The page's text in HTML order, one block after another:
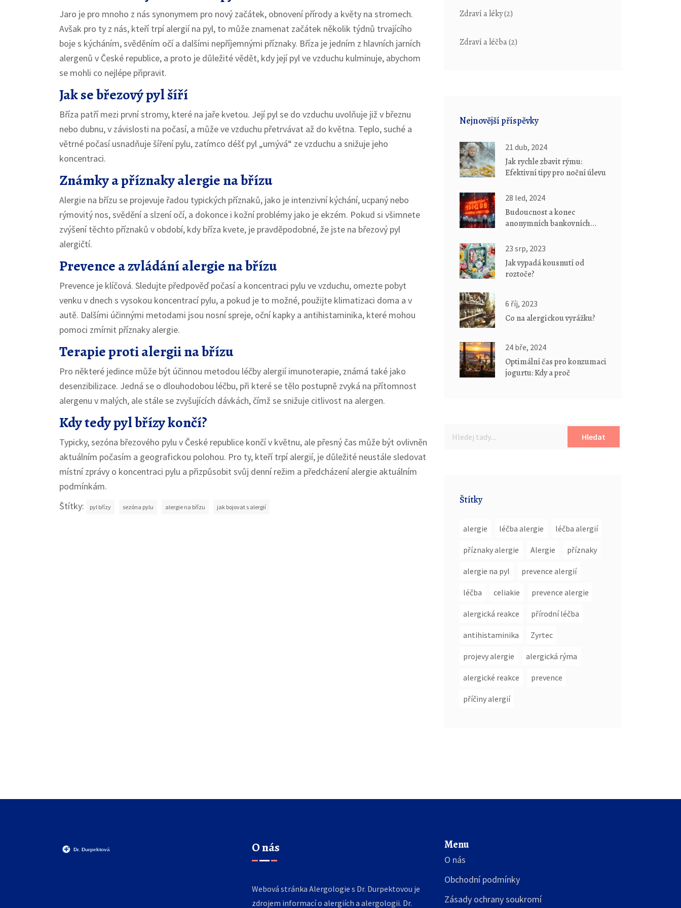
Jaro je pro mnoho z nás synonymem pro nový začátek, obnovení přírody a květy na stromech.
Avšak pro ty z nás, kteří trpí alergií na pyl, to může znamenat začátek několik týdnů trvajícího
boje s kýcháním, svěděním očí a dalšími nepříjemnými příznaky. Bříza je jedním z hlavních jarních
alergenů v České republice, a proto je důležité vědět, kdy její pyl ve vzduchu kulminuje, abychom
se mohli co nejlépe připravit.
Jak se březový pyl šíří
Bříza patří mezi první stromy, které na jaře kvetou. Její pyl se do vzduchu uvolňuje již v březnu
nebo dubnu, v závislosti na počasí, a může ve vzduchu přetrvávat až do května. Teplo, suché a
větrné počasí usnadňuje šíření pylu, zatímco déšť pyl „umývá“ ze vzduchu a snižuje jeho
koncentraci.
Známky a příznaky alergie na břízu
Alergie na břízu se projevuje řadou typických příznaků, jako je intenzivní kýchání, ucpaný nebo
rýmovitý nos, svědění a slzení očí, a dokonce i kožní problémy jako je ekzém. Pokud si všimnete
zvýšení těchto příznaků v období, kdy bříza kvete, je pravděpodobné, že jste na březový pyl
alergičtí.
Prevence a zvládání alergie na břízu
Prevence je klíčová. Sledujte předpověď počasí a koncentraci pylu ve vzduchu, omezte pobyt
venku v dnech s vysokou koncentrací pylu, a pokud je to možné, použijte klimatizaci doma a v
autě. Dalšími účinnými metodami jsou nosní spreje, oční kapky a antihistaminika, které mohou
pomoci zmírnit příznaky alergie.
Terapie proti alergii na břízu
Pro některé jedince může být účinnou metodou léčby alergií imunoterapie, známá také jako
desenzibilizace. Jedná se o dlouhodobou léčbu, při které se tělo postupně zvyká na přítomnost
alergenu v malých, ale stále se zvyšujících dávkách, čímž se snižuje citlivost na alergen.
Kdy tedy pyl břízy končí?
Typicky, sezóna březového pylu v České republice končí v květnu, ale přesný čas může být ovlivněn
aktuálním počasím a geografickou polohou. Pro ty, kteří trpí alergií, je důležité neustále sledovat
místní zprávy o koncentraci pylu a přizpůsobit svůj denní režim a předcházení alergie aktuálním
podmínkám.
Štítky:
pyl břízy sezóna pylu alergie na břízu jak bojovat s alergií
Zdraví a léky(2)
Zdraví a léčba(2)
Nejnovější příspěvky
21 dub, 2024
Jak rychle zbavit rýmu:
Efektivní tipy pro noční úlevu
28 led, 2024
Budoucnost a konec
anonymních bankovních
23 srp, 2023
Jak vypadá kousnutí od
roztoče?
6 říj, 2023
Co na alergickou vyrážku?
24 bře, 2024
Optimální čas pro konzumaci
jogurtu: Kdy a proč
Hledat
Štítky
alergie léčba alergie léčba alergií
příznaky alergie Alergie příznaky
alergie na pyl prevence alergií
léčba celiakie prevence alergie
alergická reakce přírodní léčba
antihistaminika Zyrtec
projevy alergie alergická rýma
alergické reakce prevence
příčiny alergií
O nás
Webová stránka Alergologie s Dr. Durpektovou je
zdrojem informací o alergiích a alergologii. Dr.
Menu
O nás
Obchodní podmínky
Zásady ochrany soukromí